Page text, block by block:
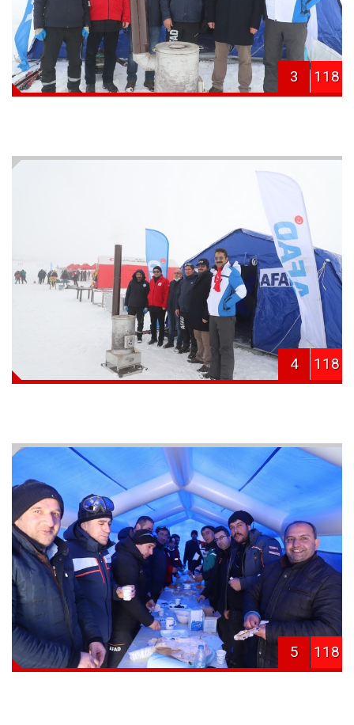
3 118
4 118
5 118